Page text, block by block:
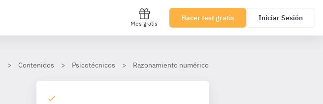
Mes gratis
Hacer test gratis Iniciar Sesión
Contenidos Psicotécnicos Razonamiento numérico